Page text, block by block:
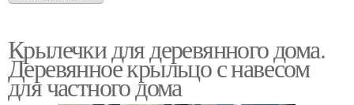
Крылечки для деревянного дома.
Деревянное крыльцо с навесом
для частного дома